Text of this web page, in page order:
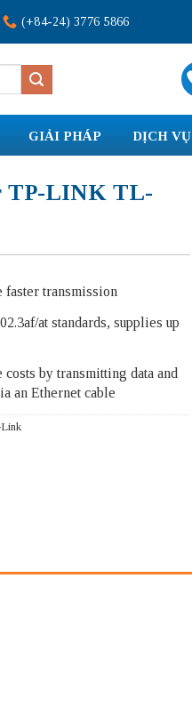
(+84-24) 3776 5866
GIẢI PHÁP DỊCH VỤ
TP-LINK TL-
faster transmission
at standards, supplies up
by transmitting data and
an Ethernet cable